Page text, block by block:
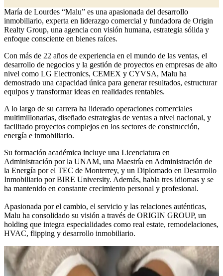
María de Lourdes “Malu” es una apasionada del desarrollo
inmobiliario, experta en liderazgo comercial y fundadora de Origin
Realty Group, una agencia con visión humana, estrategia sólida y
enfoque consciente en bienes raíces.
Con más de 22 años de experiencia en el mundo de las ventas, el
desarrollo de negocios y la gestión de proyectos en empresas de alto
nivel como LG Electronics, CEMEX y CYVSA, Malu ha
demostrado una capacidad única para generar resultados, estructurar
equipos y transformar ideas en realidades rentables.
A lo largo de su carrera ha liderado operaciones comerciales
multimillonarias, diseñado estrategias de ventas a nivel nacional, y
facilitado proyectos complejos en los sectores de construcción,
energía e inmobiliario.
Su formación académica incluye una Licenciatura en
Administración por la UNAM, una Maestría en Administración de
la Energía por el TEC de Monterrey, y un Diplomado en Desarrollo
Inmobiliario por BIRE University. Además, habla tres idiomas y se
ha mantenido en constante crecimiento personal y profesional.
Apasionada por el cambio, el servicio y las relaciones auténticas,
Malu ha consolidado su visión a través de ORIGIN GROUP, un
holding que integra especialidades como real estate, remodelaciones,
HVAC, flipping y desarrollo inmobiliario.